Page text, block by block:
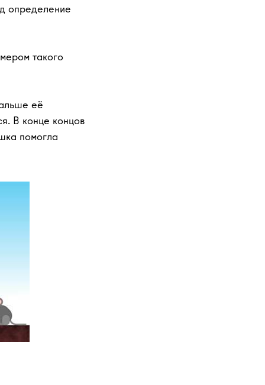
определение
такого
её
В конце концов
помогла